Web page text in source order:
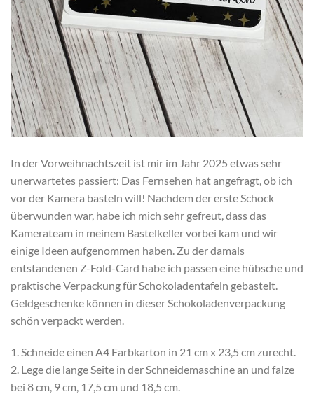
In der Vorweihnachtszeit ist mir im Jahr 2025 etwas sehr
unerwartetes passiert: Das Fernsehen hat angefragt, ob ich
vor der Kamera basteln will! Nachdem der erste Schock
überwunden war, habe ich mich sehr gefreut, dass das
Kamerateam in meinem Bastelkeller vorbei kam und wir
einige Ideen aufgenommen haben. Zu der damals
entstandenen Z-Fold-Card habe ich passen eine hübsche und
praktische Verpackung für Schokoladentafeln gebastelt.
Geldgeschenke können in dieser Schokoladenverpackung
schön verpackt werden.
1. Schneide einen A4 Farbkarton in 21 cm x 23,5 cm zurecht.
2. Lege die lange Seite in der Schneidemaschine an und falze
bei 8 cm, 9 cm, 17,5 cm und 18,5 cm.